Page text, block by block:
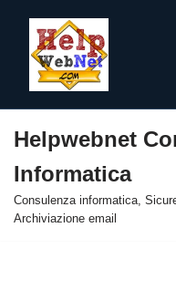
al
contenuto
Helpwebnet
Informatica
Consulenza informatica,
Archiviazione email